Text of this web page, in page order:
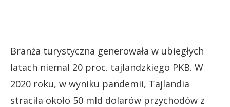
Branża turystyczna generowała w ubiegłych
latach niemal 20 proc. tajlandzkiego PKB. W
2020 roku, w wyniku pandemii, Tajlandia
straciła około 50 mld dolarów przychodów z